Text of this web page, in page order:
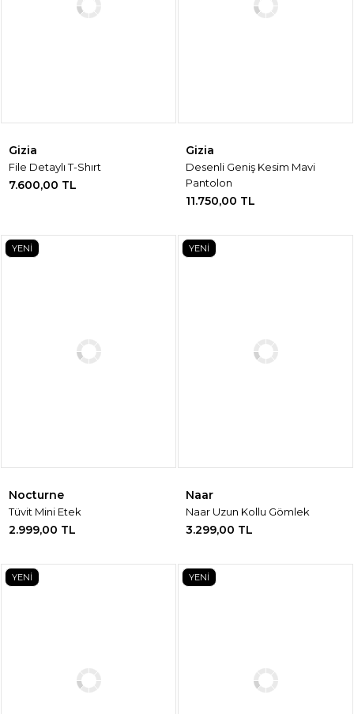
Gizia
File Detaylı T-Shırt
7.600,00 TL
Gizia
Desenli Geniş Kesim Mavi
Pantolon
11.750,00 TL
YENİ
Nocturne
Tüvit Mini Etek
2.999,00 TL
YENİ
Naar
Naar Uzun Kollu Gömlek
3.299,00 TL
YENİ YENİ